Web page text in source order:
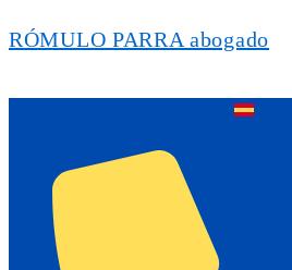
RÓMULO PARRA abogado